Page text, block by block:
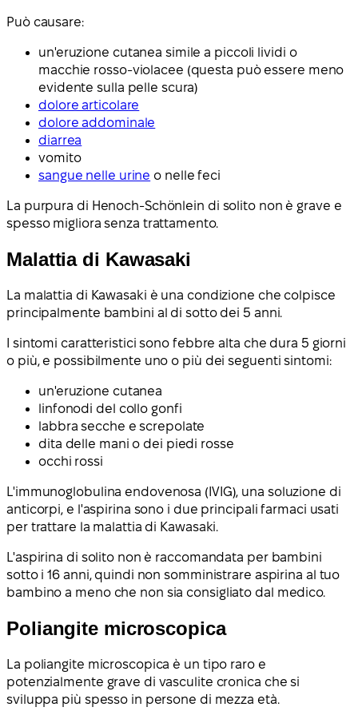
Può causare:
un'eruzione cutanea simile a piccoli lividi o
macchie rosso-violacee (questa può essere meno
evidente sulla pelle scura)
dolore articolare
dolore addominale
diarrea
vomito
sangue nelle urine o nelle feci
La purpura di Henoch-Schönlein di solito non è grave e
spesso migliora senza trattamento.
Malattia di Kawasaki
La malattia di Kawasaki è una condizione che colpisce
principalmente bambini al di sotto dei 5 anni.
I sintomi caratteristici sono febbre alta che dura 5 giorni
o più, e possibilmente uno o più dei seguenti sintomi:
un'eruzione cutanea
linfonodi del collo gonfi
labbra secche e screpolate
dita delle mani o dei piedi rosse
occhi rossi
L'immunoglobulina endovenosa (IVIG), una soluzione di
anticorpi, e l'aspirina sono i due principali farmaci usati
per trattare la malattia di Kawasaki.
L'aspirina di solito non è raccomandata per bambini
sotto i 16 anni, quindi non somministrare aspirina al tuo
bambino a meno che non sia consigliato dal medico.
Poliangite microscopica
La poliangite microscopica è un tipo raro e
potenzialmente grave di vasculite cronica che si
sviluppa più spesso in persone di mezza età.